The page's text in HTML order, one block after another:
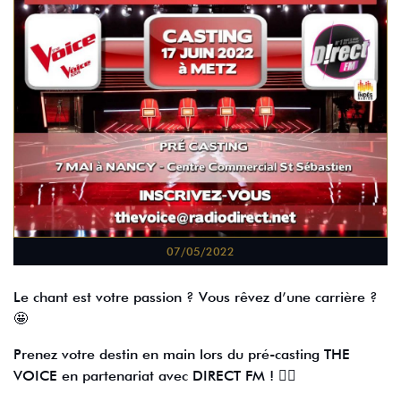
07/05/2022
Le chant est votre passion ? Vous rêvez d’une carrière ?
🤩
Prenez votre destin en main lors du pré-casting THE
VOICE en partenariat avec DIRECT FM ! ✌🏻